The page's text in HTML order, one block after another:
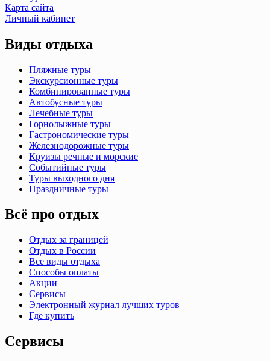
Карта сайта
Личный кабинет
Виды отдыха
Пляжные туры
Экскурсионные туры
Комбинированные туры
Автобусные туры
Лечебные туры
Горнолыжные туры
Гастрономические туры
Железнодорожные туры
Круизы речные и морские
Событийные туры
Туры выходного дня
Праздничные туры
Всё про отдых
Отдых за границей
Отдых в России
Все виды отдыха
Способы оплаты
Акции
Сервисы
Электронный журнал лучших туров
Где купить
Сервисы